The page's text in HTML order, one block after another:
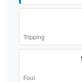
Tripping
Foul